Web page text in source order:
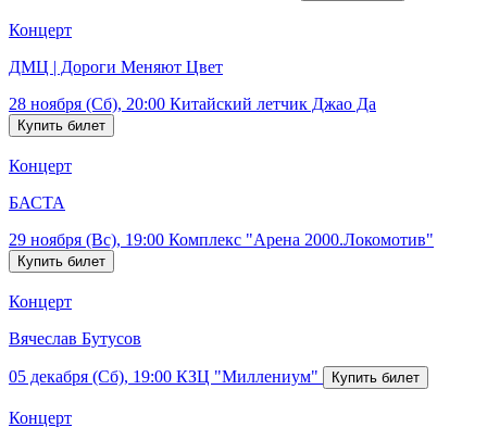
Концерт
ДМЦ | Дороги Меняют Цвет
28 ноября (Сб), 20:00 Китайский летчик Джао Да
Концерт
БАСТА
29 ноября (Вс), 19:00 Комплекс "Арена 2000.Локомотив"
Концерт
Вячеслав Бутусов
05 декабря (Сб), 19:00 КЗЦ "Миллениум"
Концерт